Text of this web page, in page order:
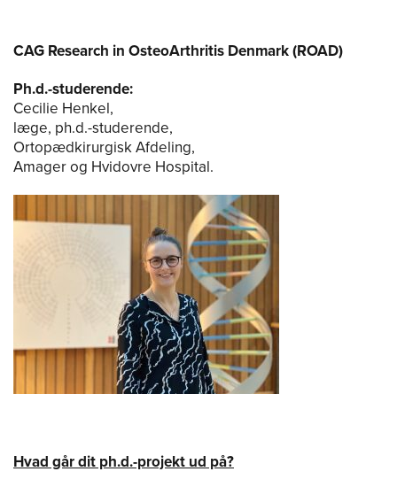
CAG Research in OsteoArthritis Denmark (ROAD)
Ph.d.-studerende:
Cecilie Henkel,
læge, ph.d.-studerende,
Ortopædkirurgisk Afdeling,
Amager og Hvidovre Hospital.
Hvad går dit ph.d.-projekt ud på?